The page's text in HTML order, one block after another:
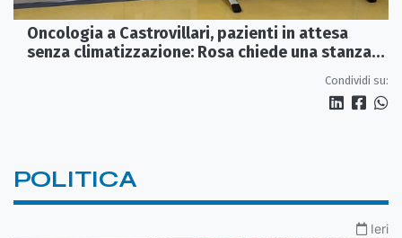
Oncologia a Castrovillari, pazienti in attesa
senza climatizzazione: Rosa chiede una stanza
Condividi su:
POLITICA
Ieri